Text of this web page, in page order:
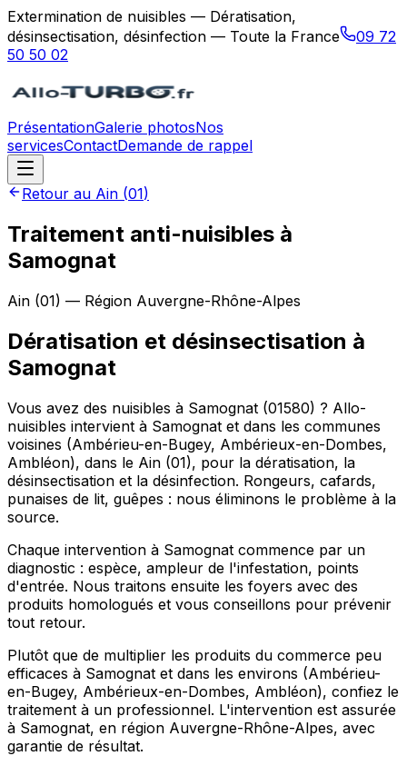
Extermination de nuisibles — Dératisation,
désinsectisation, désinfection — Toute la France
09 72
50 50 02
PrésentationGalerie photosNos
servicesContactDemande de rappel
Retour au Ain (01)
Traitement anti-nuisibles à
Samognat
Ain (01) — Région Auvergne-Rhône-Alpes
Dératisation et désinsectisation à
Samognat
Vous avez des nuisibles à Samognat (01580) ? Allo-
nuisibles intervient à Samognat et dans les communes
voisines (Ambérieu-en-Bugey, Ambérieux-en-Dombes,
Ambléon), dans le Ain (01), pour la dératisation, la
désinsectisation et la désinfection. Rongeurs, cafards,
punaises de lit, guêpes : nous éliminons le problème à la
source.
Chaque intervention à Samognat commence par un
diagnostic : espèce, ampleur de l'infestation, points
d'entrée. Nous traitons ensuite les foyers avec des
produits homologués et vous conseillons pour prévenir
tout retour.
Plutôt que de multiplier les produits du commerce peu
efficaces à Samognat et dans les environs (Ambérieu-
en-Bugey, Ambérieux-en-Dombes, Ambléon), confiez le
traitement à un professionnel. L'intervention est assurée
à Samognat, en région Auvergne-Rhône-Alpes, avec
garantie de résultat.